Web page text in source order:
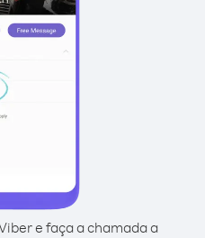
e faça a chamada a